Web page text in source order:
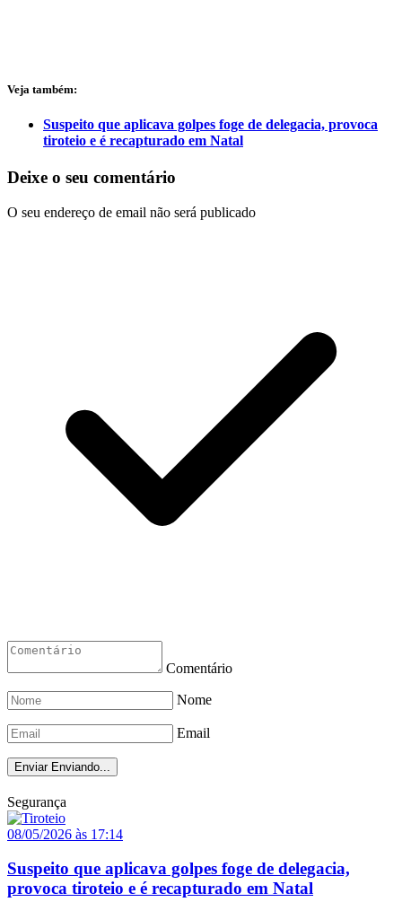
Veja também:
Suspeito que aplicava golpes foge de delegacia, provoca
tiroteio e é recapturado em Natal
Deixe o seu comentário
O seu endereço de email não será publicado
Comentário
Nome
Email
Enviar Enviando...
Segurança
08/05/2026 às 17:14
Suspeito que aplicava golpes foge de delegacia,
provoca tiroteio e é recapturado em Natal